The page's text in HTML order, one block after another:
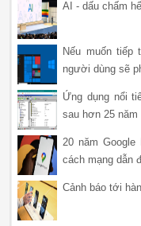
AI - dấu chấm
Nếu muốn tiếp
người dùng sẽ
Ứng dụng nổi
sau hơn 25 năm
20 năm
cách mạng dẫn
Cảnh báo tới